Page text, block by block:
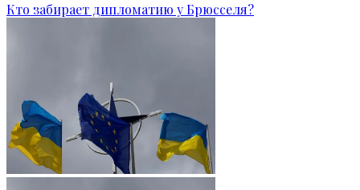
Кто забирает дипломатию у Брюсселя?